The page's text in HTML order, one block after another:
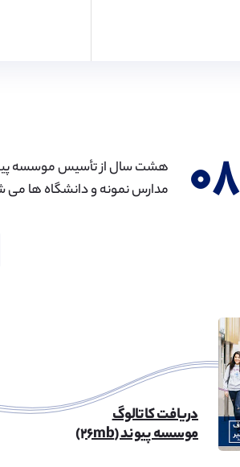
۰۸
مدارس نمونه و دانشگاه ها می
دریافت کاتالوگ
موسسه پیوند (۲۶mb)